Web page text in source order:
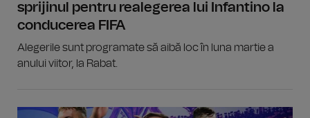
sprijinul pentru realegerea lui Infantino la
conducerea FIFA
Alegerile sunt programate să aibă loc în luna martie a
anului viitor, la Rabat.